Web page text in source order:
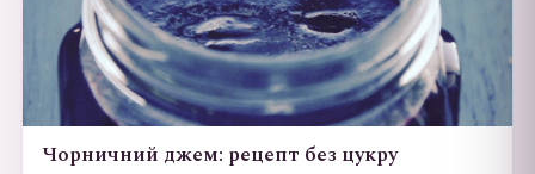
Чорничний джем: рецепт без цукру